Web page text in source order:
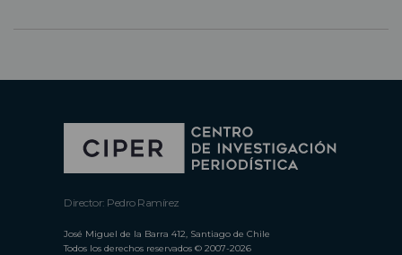
Director: Pedro Ramírez
José Miguel de la Barra 412, Santiago de Chile
Todos los derechos reservados © 2007-2026